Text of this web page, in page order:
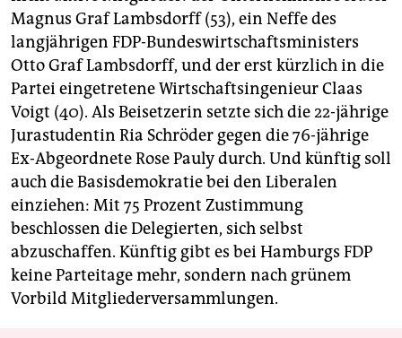
Magnus Graf Lambsdorff (53), ein Neffe des
langjährigen FDP-Bundeswirtschaftsministers
Otto Graf Lambsdorff, und der erst kürzlich in die
Partei eingetretene Wirtschaftsingenieur Claas
Voigt (40). Als Beisetzerin setzte sich die 22-jährige
Jurastudentin Ria Schröder gegen die 76-jährige
Ex-Abgeordnete Rose Pauly durch. Und künftig soll
auch die Basisdemokratie bei den Liberalen
einziehen: Mit 75 Prozent Zustimmung
beschlossen die Delegierten, sich selbst
abzuschaffen. Künftig gibt es bei Hamburgs FDP
keine Parteitage mehr, sondern nach grünem
Vorbild Mitgliederversammlungen.